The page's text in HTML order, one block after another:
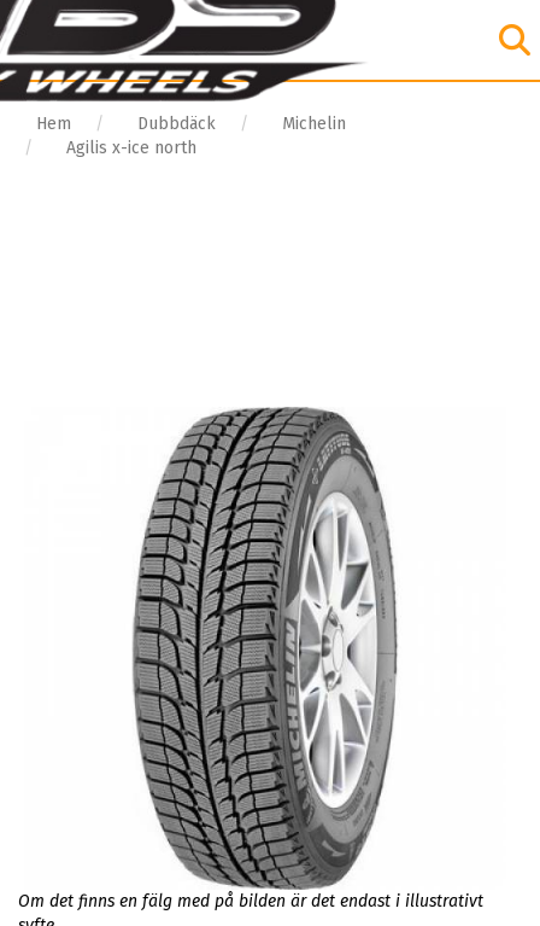
Hem Dubbdäck
Michelin
Agilis x-ice north
Om det finns en fälg med på bilden är det endast i illustrativt